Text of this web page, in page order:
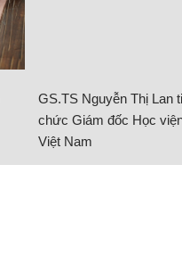
GS.TS Nguyễn Thị Lan
chức Giám đốc Học
Việt Nam